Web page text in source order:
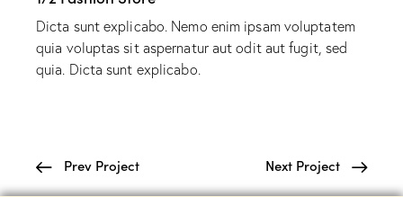
Dicta sunt explicabo. Nemo enim ipsam voluptatem
quia voluptas sit aspernatur aut odit aut fugit, sed
quia. Dicta sunt explicabo.
Prev Project Next Project